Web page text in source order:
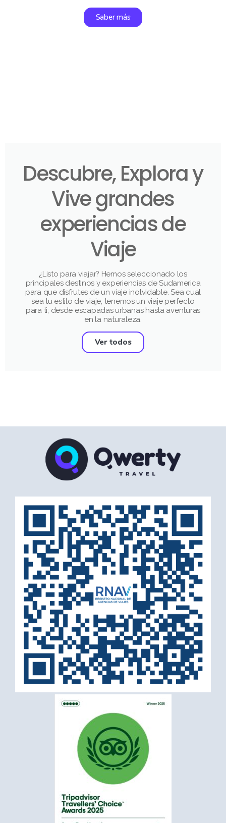
Saber más
Descubre, Explora y
Vive grandes
experiencias de
Viaje
¿Listo para viajar? Hemos seleccionado los
principales destinos y experiencias de Sudamerica
para que disfrutes de un viaje inolvidable. Sea cual
sea tu estilo de viaje, tenemos un viaje perfecto
para ti; desde escapadas urbanas hasta aventuras
en la naturaleza.
Ver todos